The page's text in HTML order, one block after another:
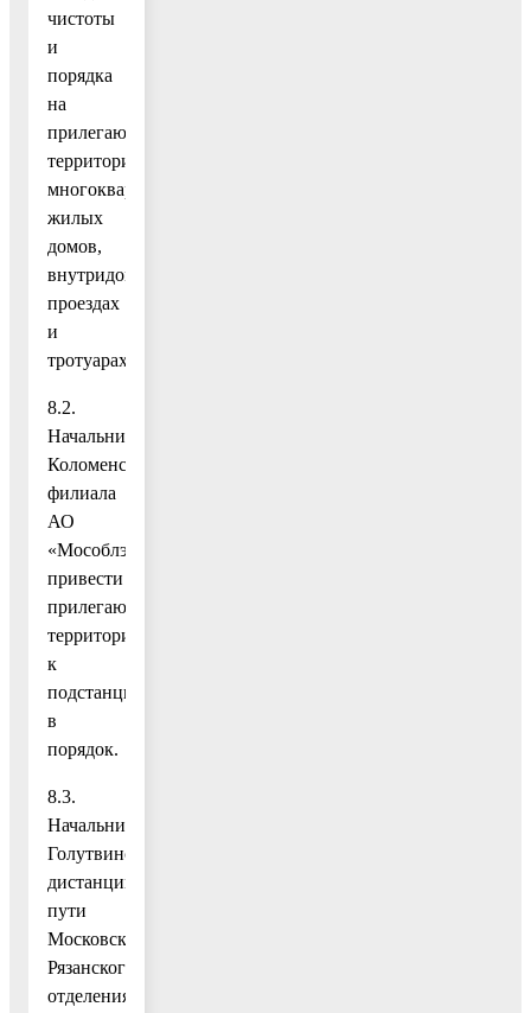
чистоты
и
порядка
на
прилегающих
территориях
многоквартирных
жилых
домов,
внутридомовых
проездах
и
тротуарах;
8.2.
Начальнику
Коломенского
филиала
АО
«Мособлэнерго»
привести
прилегающие
территории
к
подстанциям
в
порядок.
8.3.
Начальнику
Голутвинской
дистанции
пути
Московско-
Рязанского
отделения